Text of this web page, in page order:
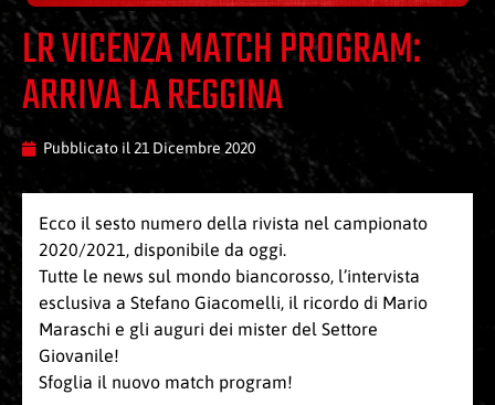
LR VICENZA MATCH PROGRAM:
ARRIVA LA REGGINA
Pubblicato il 21 Dicembre 2020
Ecco il sesto numero della rivista nel campionato
2020/2021, disponibile da oggi.
Tutte le news sul mondo biancorosso, l’intervista
esclusiva a Stefano Giacomelli, il ricordo di Mario
Maraschi e gli auguri dei mister del Settore
Giovanile!
Sfoglia il nuovo match program!